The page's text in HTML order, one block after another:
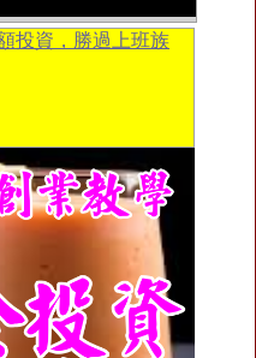
投資，勝過上班族